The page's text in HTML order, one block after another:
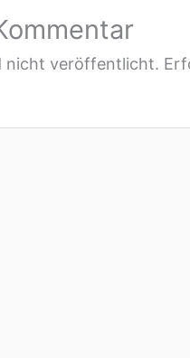
nicht veröffentlicht.